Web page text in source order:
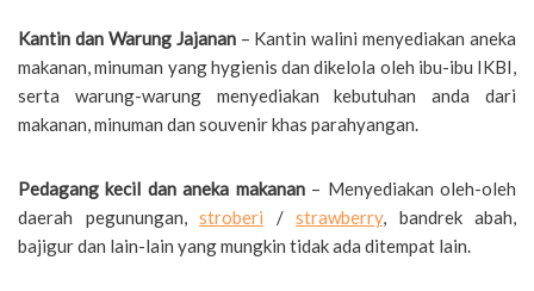
Kantin dan Warung Jajanan– Kantin walini menyediakan aneka
makanan, minuman yang hygienis dan dikelola oleh ibu-ibu IKBI,
serta warung-warung menyediakan kebutuhan anda dari
makanan, minuman dan souvenir khas parahyangan.
Pedagang kecil dan aneka makanan– Menyediakan oleh-oleh
daerah pegunungan, stroberi / strawberry, bandrek abah,
bajigur dan lain-lain yang mungkin tidak ada ditempat lain.